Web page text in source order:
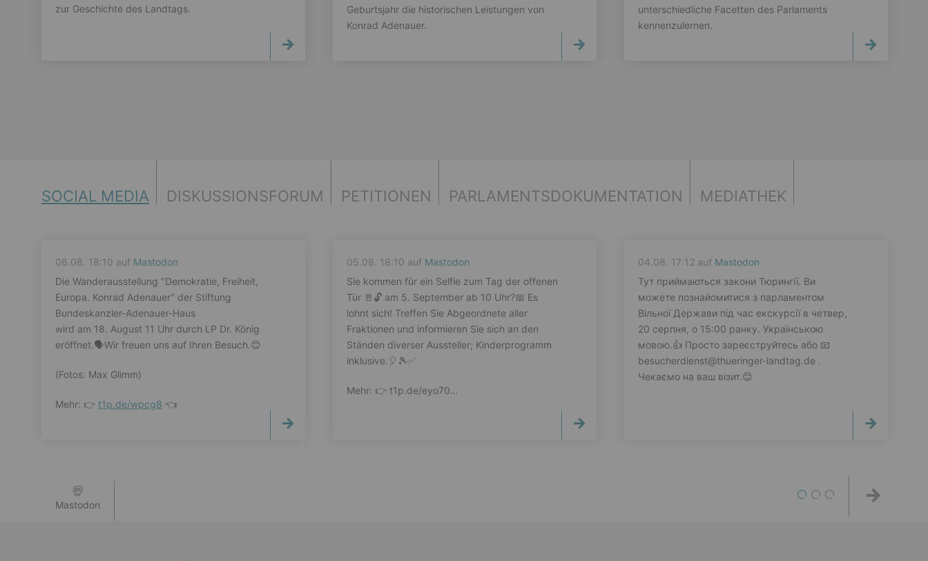
zur Geschichte des Landtags.
Geburtsjahr die historischen Leistungen von
Konrad Adenauer.
unterschiedliche Facetten des Parlaments
kennenzulernen.
SOCIAL MEDIA DISKUSSIONSFORUM PETITIONEN PARLAMENTS­DOKUMENTATION MEDIATHEK
06.08. 18:10 auf Mastodon
Die Wanderausstellung "Demokratie, Freiheit,
Europa. Konrad Adenauer" der Stiftung
Bundeskanzler-Adenauer-Haus
wird am 18. August 11 Uhr durch LP Dr. König
eröffnet.🗣️Wir freuen uns auf Ihren Besuch.😊
(Fotos: Max Glimm)
Mehr: 👉 t1p.de/wpcg8 👈
05.08. 18:10 auf Mastodon
Sie kommen für ein Selfie zum Tag der offenen
Tür 🚪🔓️ am 5. September ab 10 Uhr?📅 Es
lohnt sich! Treffen Sie Abgeordnete aller
Fraktionen und informieren Sie sich an den
Ständen diverser Aussteller; Kinderprogramm
inklusive.🎈🎾✅️
Mehr: 👉️ t1p.de/eyo70…
04.08. 17:12 auf Mastodon
Тут приймаються закони Тюрингії. Ви
можете познайомитися з парламентом
Вільної Держави під час екскурсії в четвер,
20 серпня, о 15:00 ранку. Українською
мовою.👍 Просто зареєструйтесь або 📧
besucherdienst@thueringer-landtag.de .
Чекаємо на ваш візит.😊
1 2
Mastodon